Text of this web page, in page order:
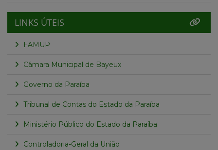
LINKS ÚTEIS
FAMUP
Câmara Municipal de Bayeux
Governo da Paraíba
Tribunal de Contas do Estado da Paraíba
Ministério Público do Estado da Paraíba
Controladoria-Geral da União